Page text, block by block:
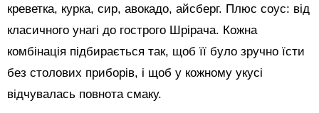
креветка, курка, сир, авокадо, айсберг. Плюс соус: від
класичного унагі до гострого Шрірача. Кожна
комбінація підбирається так, щоб її було зручно їсти
без столових приборів, і щоб у кожному укусі
відчувалась повнота смаку.